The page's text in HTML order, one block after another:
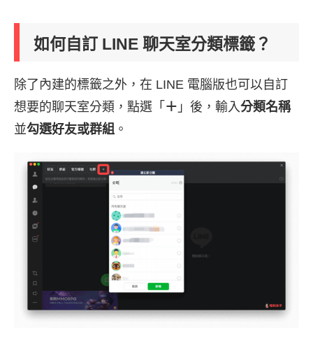
如何自訂 LINE 聊天室分類標籤？
除了內建的標籤之外，在 LINE 電腦版也可以自訂
想要的聊天室分類，點選「 ＋ 」後，輸入分類名稱
並勾選好友或群組 。